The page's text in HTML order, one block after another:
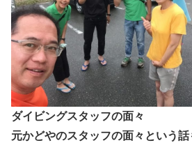
ダイビングスタッフの面々
元かどやのスタッフの面々という話